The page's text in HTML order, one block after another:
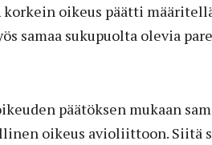
korkein oikeus päätti
samaa sukupuolta olevia
päätöksen mukaan
oikeus avioliittoon. Siitä